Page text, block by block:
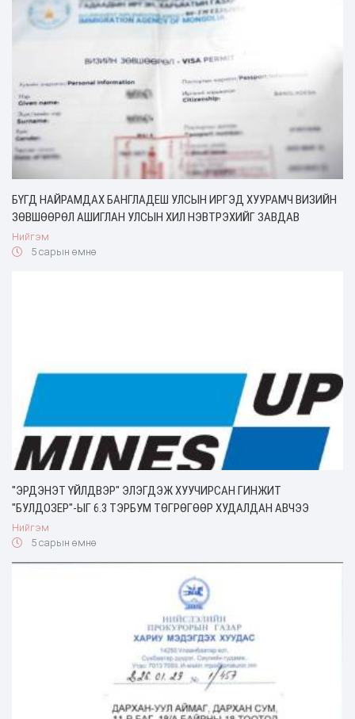
БҮГД НАЙРАМДАХ БАНГЛАДЕШ УЛСЫН ИРГЭД ХУУРАМЧ ВИЗИЙН
ЗӨВШӨӨРӨЛ АШИГЛАН УЛСЫН ХИЛ НЭВТРЭХИЙГ ЗАВДАВ
Нийгэм
5 сарын өмнө
"ЭРДЭНЭТ ҮЙЛДВЭР" ЭЛЭГДЭЖ ХУУЧИРСАН ГИНЖИТ
"БУЛДОЗЕР"-ЫГ 6.3 ТЭРБУМ ТӨГРӨГӨӨР ХУДАЛДАН АВЧЭЭ
Нийгэм
5 сарын өмнө